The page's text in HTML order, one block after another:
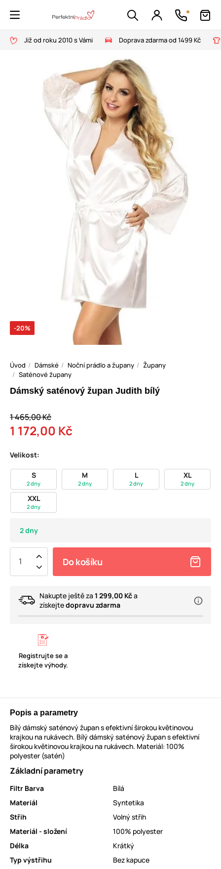
Již od roku 2010 s Vámi Doprava zdarma od 1499 Kč
-20%
Úvod Dámské Noční prádlo a župany
Župany
Saténové župany
Dámský saténový župan Judith bílý
1 465,00 Kč
1 172,00 Kč
Velikost:
S
2 dny
M
2 dny
L
2 dny
XL
2 dny
XXL
2 dny
2 dny
Do košíku
Nakupte ještě za 1 299,00 Kča
získejtedopravu zdarma
Registrujte se a
získejte výhody.
Popis a parametry
Bílý dámský saténový župan s efektivní širokou květinovou
krajkou na rukávech. Bílý dámský saténový župan s efektivní
širokou květinovou krajkou na rukávech. Materiál: 100%
polyester (satén)
Základní parametry
Filtr Barva
Bílá
Materiál
Syntetika
Střih
Volný střih
Materiál - složení
100% polyester
Délka
Krátký
Typ výstřihu
Bez kapuce